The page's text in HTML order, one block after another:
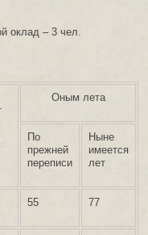
оклад – 3 чел.
Оным лета
По
прежней
переписи
Ныне
имеется
лет
55 77